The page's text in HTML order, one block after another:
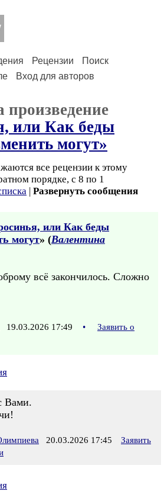
Рецензии
Поиск
Вход для авторов
произведение
или Как беды
могут»
все рецензии к этому
порядке, с 8 по 1
| Развернуть сообщения
или Как беды
могут» (Валентина
всё закончилось. Сложно
19.03.2026 17:49 •
Заявить о
Вами.
20.03.2026 17:45
Заявить